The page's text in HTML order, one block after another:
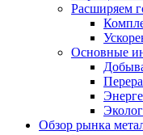
Расширяем
Основные
Обзор рынка